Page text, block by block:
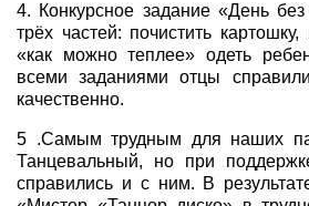
4. Конкурсное задание «День
трёх частей: почистить
«как можно теплее» одеть
всеми заданиями отцы
качественно.
5 .Самым трудным для наших
Танцевальный, но при
справились и с ним. В